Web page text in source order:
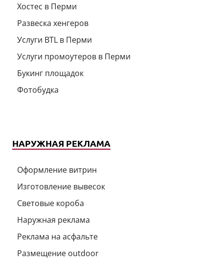
Хостес в Перми
Развеска хенгеров
Услуги BTL в Перми
Услуги промоутеров в Перми
Букинг площадок
Фотобудка
НАРУЖНАЯ РЕКЛАМА
Оформление витрин
Изготовление вывесок
Световые короба
Наружная реклама
Реклама на асфальте
Размещение outdoor